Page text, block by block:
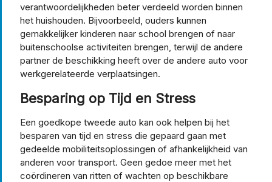
verantwoordelijkheden beter verdeeld worden binnen
het huishouden. Bijvoorbeeld, ouders kunnen
gemakkelijker kinderen naar school brengen of naar
buitenschoolse activiteiten brengen, terwijl de andere
partner de beschikking heeft over de andere auto voor
werkgerelateerde verplaatsingen.
Besparing op Tijd en Stress
Een goedkope tweede auto kan ook helpen bij het
besparen van tijd en stress die gepaard gaan met
gedeelde mobiliteitsoplossingen of afhankelijkheid van
anderen voor transport. Geen gedoe meer met het
coördineren van ritten of wachten op beschikbare